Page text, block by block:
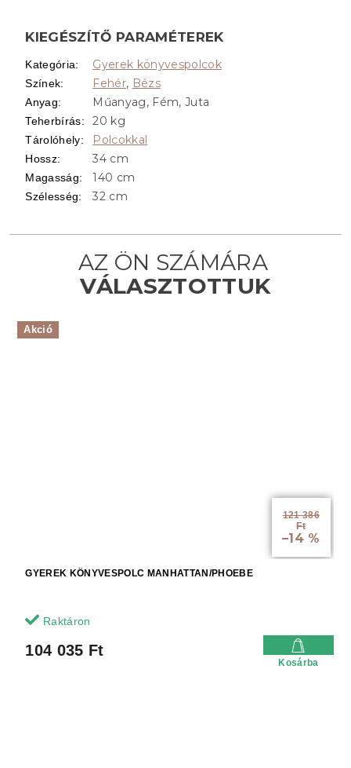
Akció
121 386
Ft
–14 %
GYEREK KÖNYVESPOLC MANHATTAN/PHOEBE
Raktáron
104 035 Ft
Kosárba
KIEGÉSZÍTŐ PARAMÉTEREK
Kategória: Gyerek könyvespolcok
Színek: Fehér, Bézs
Anyag: Műanyag, Fém, Juta
Teherbírás: 20 kg
Tárolóhely: Polcokkal
Hossz: 34 cm
Magasság: 140 cm
Szélesség: 32 cm